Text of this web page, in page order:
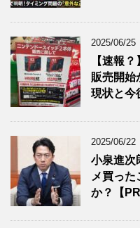
2025/06/25
【速報
販売開始
現状と今
2025/06/22
小泉進次
メ買っ
か？【